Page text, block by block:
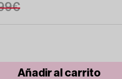
Añadir al carrito